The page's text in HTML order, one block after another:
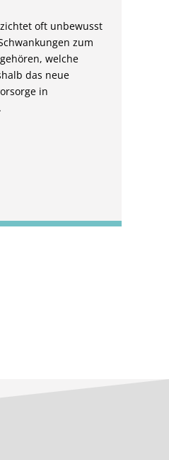
oft unbewusst
zum
welche
das neue
in